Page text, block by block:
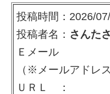
投稿時間：2026/
投稿者名： さんた
Ｅメール
（※メールアドレ
ＵＲＬ ：